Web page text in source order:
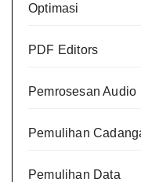
Optimasi
PDF Editors
Pemrosesan Audio
Pemulihan
Pemulihan Data